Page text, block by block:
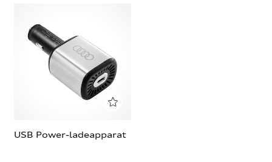
USB Power-ladeapparat